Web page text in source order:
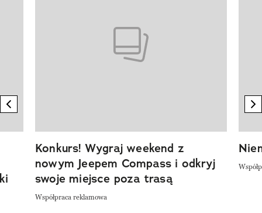
previous element
Konkurs! Wygraj weekend z
nowym Jeepem Compass i odkryj
swoje miejsce poza trasą
Współpraca reklamowa